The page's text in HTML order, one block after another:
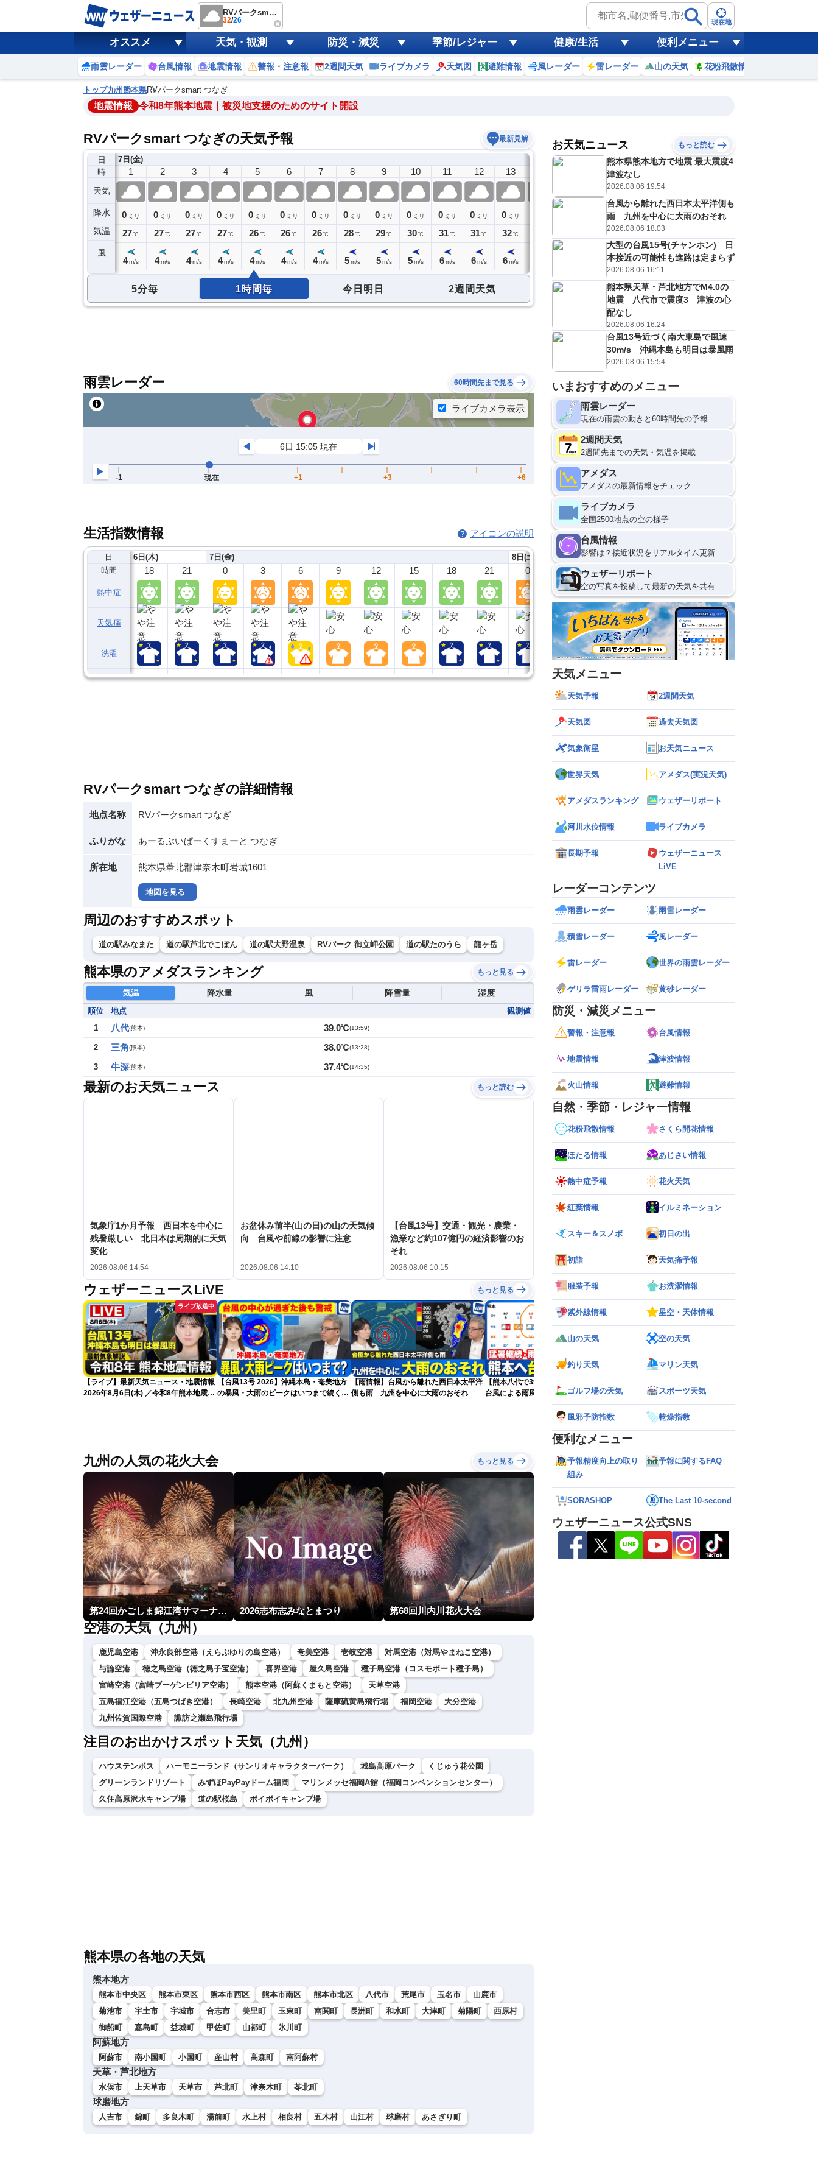
RVパークsmart つなぎ
32/26 現在地
オススメ 天気・観測 防災・減災 季節/レジャー 健康/生活 便利メニュー
雨雲レーダー 台風情報 地震情報 警報・注意報 2週間天気 ライブカメラ 天気図 避難情報 風レーダー 雷レーダー 山の天気 花粉飛散情報
トップ九州熊本県RVパークsmart つなぎ
地震情報 令和8年熊本地震｜被災地支援のためのサイト開設
RVパークsmart つなぎの天気予報 最新見解
日
時
天気
降水
気温
風
7日(金)
0
0ミリ
27℃
1
0 ミリ
27℃
4 m/s
2
0 ミリ
27℃
4 m/s
3
0 ミリ
27℃
4 m/s
4
0 ミリ
27℃
4 m/s
5
0 ミリ
26℃
4 m/s
6
0 ミリ
26℃
4 m/s
7
0 ミリ
26℃
4 m/s
8
0 ミリ
28℃
5 m/s
9
0 ミリ
29℃
5 m/s
10
0 ミリ
30℃
5 m/s
11
0 ミリ
31℃
6 m/s
12
0 ミリ
31℃
6 m/s
13
0 ミリ
32℃
6 m/s
16
ミリ
31
m/s
17
0ミリ
31
5m/s
0ミリ
30
5 m/s
0ミリ
5m/s
0
5m/s
5分毎 1時間毎 今日明日 2週間天気
雨雲レーダー 60時間先まで見る
生活指数情報 アイコンの説明
日
時間
熱中症
天気痛
洗濯
6日(木)
18 21
7日(金)
0 3 6 9 12 15 18 21
8日(土)
0
RVパークsmart つなぎの詳細情報
地点名称 RVパークsmart つなぎ
ふりがな あーるぶいぱーくすまーと つなぎ
所在地 熊本県葦北郡津奈木町岩城1601
地図を見る
周辺のおすすめスポット
道の駅みなまた 道の駅芦北でこぽん 道の駅大野温泉 RVパーク 御立岬公園 道の駅たのうら 龍ヶ岳
熊本県のアメダスランキング もっと見る
気温 降水量 風 降雪量 湿度
順位 地点
観測値
1
八代(熊本) 39.0℃(13:59)
2 三角(熊本) 38.0℃(13:28)
3 牛深(熊本) 37.4℃(14:35)
最新のお天気ニュース もっと読む
気象庁1か月予報 西日本を中心に
残暑厳しい 北日本は周期的に天気
変化
2026.08.06 14:54
お盆休み前半(山の日)の山の天気傾
向 台風や前線の影響に注意
2026.08.06 14:10
【台風13号】交通・観光・農業・
漁業など約107億円の経済影響のお
それ
2026.08.06 10:15
ウェザーニュースLiVE もっと見る
ライブ放送中
【ライブ】最新天気ニュース・地震情報
2026年8月6日(木) ／令和8年熊本地震情
【台風13号 2026】沖縄本島・奄美地方
の暴風・大雨のピークはいつまで続く？
【雨情報】台風から離れた西日本太平洋
側も雨 九州を中心に大雨のおそれ
【熊本八代で39℃観測】被災地・熊本へ
台風による雨風の影響は？
の可能性も進路は定まらず（6日15時更
新）
九州の人気の花火大会 もっと見る
第24回かごしま錦江湾サマーナイト大花火大会 2026志布志みなとまつり 第68回川内川花火大会
空港の天気（九州）
鹿児島空港 沖永良部空港（えらぶゆりの島空港） 奄美空港 壱岐空港
対馬空港（対馬やまねこ空港）
与論空港
徳之島空港（徳之島子宝空港） 喜界空港 屋久島空港
種子島空港（コスモポート種子島）
宮崎空港（宮崎ブーゲンビリア空港）
熊本空港（阿蘇くまもと空港）
天草空港
五島福江空港（五島つばき空港）
長崎空港 北九州空港 薩摩硫黄島飛行場 福岡空港
大分空港
九州佐賀国際空港
諏訪之瀬島飛行場
注目のお出かけスポット天気（九州）
ハウステンボス ハーモニーランド（サンリオキャラクターパーク） 城島高原パーク
くじゅう花公園
グリーンランドリゾート
みずほPayPayドーム福岡
マリンメッセ福岡A館（福岡コンベンションセンター）
久住高原沢水キャンプ場
道の駅桜島 ボイボイキャンプ場
熊本県の各地の天気
熊本地方
熊本市中央区 熊本市東区 熊本市西区 熊本市南区 熊本市北区 八代市 荒尾市 玉名市
山鹿市
菊池市
宇土市 宇城市 合志市 美里町 玉東町 南関町 長洲町 和水町 大津町 菊陽町
西原村
御船町
嘉島町 益城町 甲佐町 山都町 氷川町
阿蘇地方
阿蘇市 南小国町 小国町 産山村 高森町 南阿蘇村
天草・芦北地方
水俣市 上天草市 天草市 芦北町 津奈木町 苓北町
球磨地方
人吉市 錦町 多良木町 湯前町 水上村 相良村 五木村 山江村 球磨村 あさぎり町
お天気ニュース もっと読む
熊本県熊本地方で地震 最大震度4
津波なし
2026.08.06 19:54
台風から離れた西日本太平洋側も
雨 九州を中心に大雨のおそれ
2026.08.06 18:03
大型の台風15号(チャンホン) 日
本接近の可能性も進路は定まらず
2026.08.06 16:11
熊本県天草・芦北地方でM4.0の
地震 八代市で震度3 津波の心
配なし
2026.08.06 16:24
台風13号近づく南大東島で風速
30m/s 沖縄本島も明日は暴風雨
2026.08.06 15:54
いまおすすめのメニュー
雨雲レーダー
現在の雨雲の動きと60時間先の予報
2週間天気
2週間先までの天気・気温を掲載
アメダス
アメダスの最新情報をチェック
ライブカメラ
全国2500地点の空の様子
台風情報
影響は？接近状況をリアルタイム更新
ウェザーリポート
空の写真を投稿して最新の天気を共有
天気メニュー
天気予報 2週間天気
天気図 過去天気図
気象衛星 お天気ニュース
世界天気 アメダス(実況天気)
アメダスランキング ウェザーリポート
河川水位情報 ライブカメラ
長期予報
ウェザーニュース
LiVE
レーダーコンテンツ
雨雲レーダー 雨雪レーダー
積雪レーダー 風レーダー
雷レーダー 世界の雨雲レーダー
ゲリラ雷雨レーダー 黄砂レーダー
防災・減災メニュー
警報・注意報 台風情報
地震情報 津波情報
火山情報 避難情報
自然・季節・レジャー情報
花粉飛散情報 さくら開花情報
ほたる情報 あじさい情報
熱中症予報 花火天気
紅葉情報 イルミネーション
スキー＆スノボ 初日の出
初詣 天気痛予報
服装予報 お洗濯情報
紫外線情報 星空・天体情報
山の天気 空の天気
釣り天気 マリン天気
ゴルフ場の天気 スポーツ天気
風邪予防指数 乾燥指数
便利なメニュー
予報精度向上の取り
組み
予報に関するFAQ
SORASHOP The Last 10-second
ウェザーニュース公式SNS